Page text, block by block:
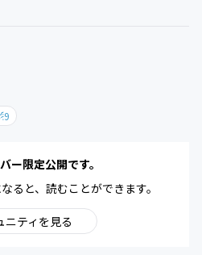
9
ー限定公開です。
ると、読むことができます。
ニティを見る